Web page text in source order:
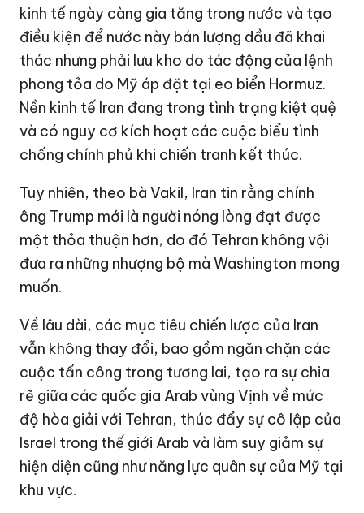
kinh tế ngày càng gia tăng trong nước và tạo
điều kiện để nước này bán lượng dầu đã khai
thác nhưng phải lưu kho do tác động của lệnh
phong tỏa do Mỹ áp đặt tại eo biển Hormuz.
Nền kinh tế Iran đang trong tình trạng kiệt quệ
và có nguy cơ kích hoạt các cuộc biểu tình
chống chính phủ khi chiến tranh kết thúc.
Tuy nhiên, theo bà Vakil, Iran tin rằng chính
ông Trump mới là người nóng lòng đạt được
một thỏa thuận hơn, do đó Tehran không vội
đưa ra những nhượng bộ mà Washington mong
muốn.
Về lâu dài, các mục tiêu chiến lược của Iran
vẫn không thay đổi, bao gồm ngăn chặn các
cuộc tấn công trong tương lai, tạo ra sự chia
rẽ giữa các quốc gia Arab vùng Vịnh về mức
độ hòa giải với Tehran, thúc đẩy sự cô lập của
Israel trong thế giới Arab và làm suy giảm sự
hiện diện cũng như năng lực quân sự của Mỹ tại
khu vực.